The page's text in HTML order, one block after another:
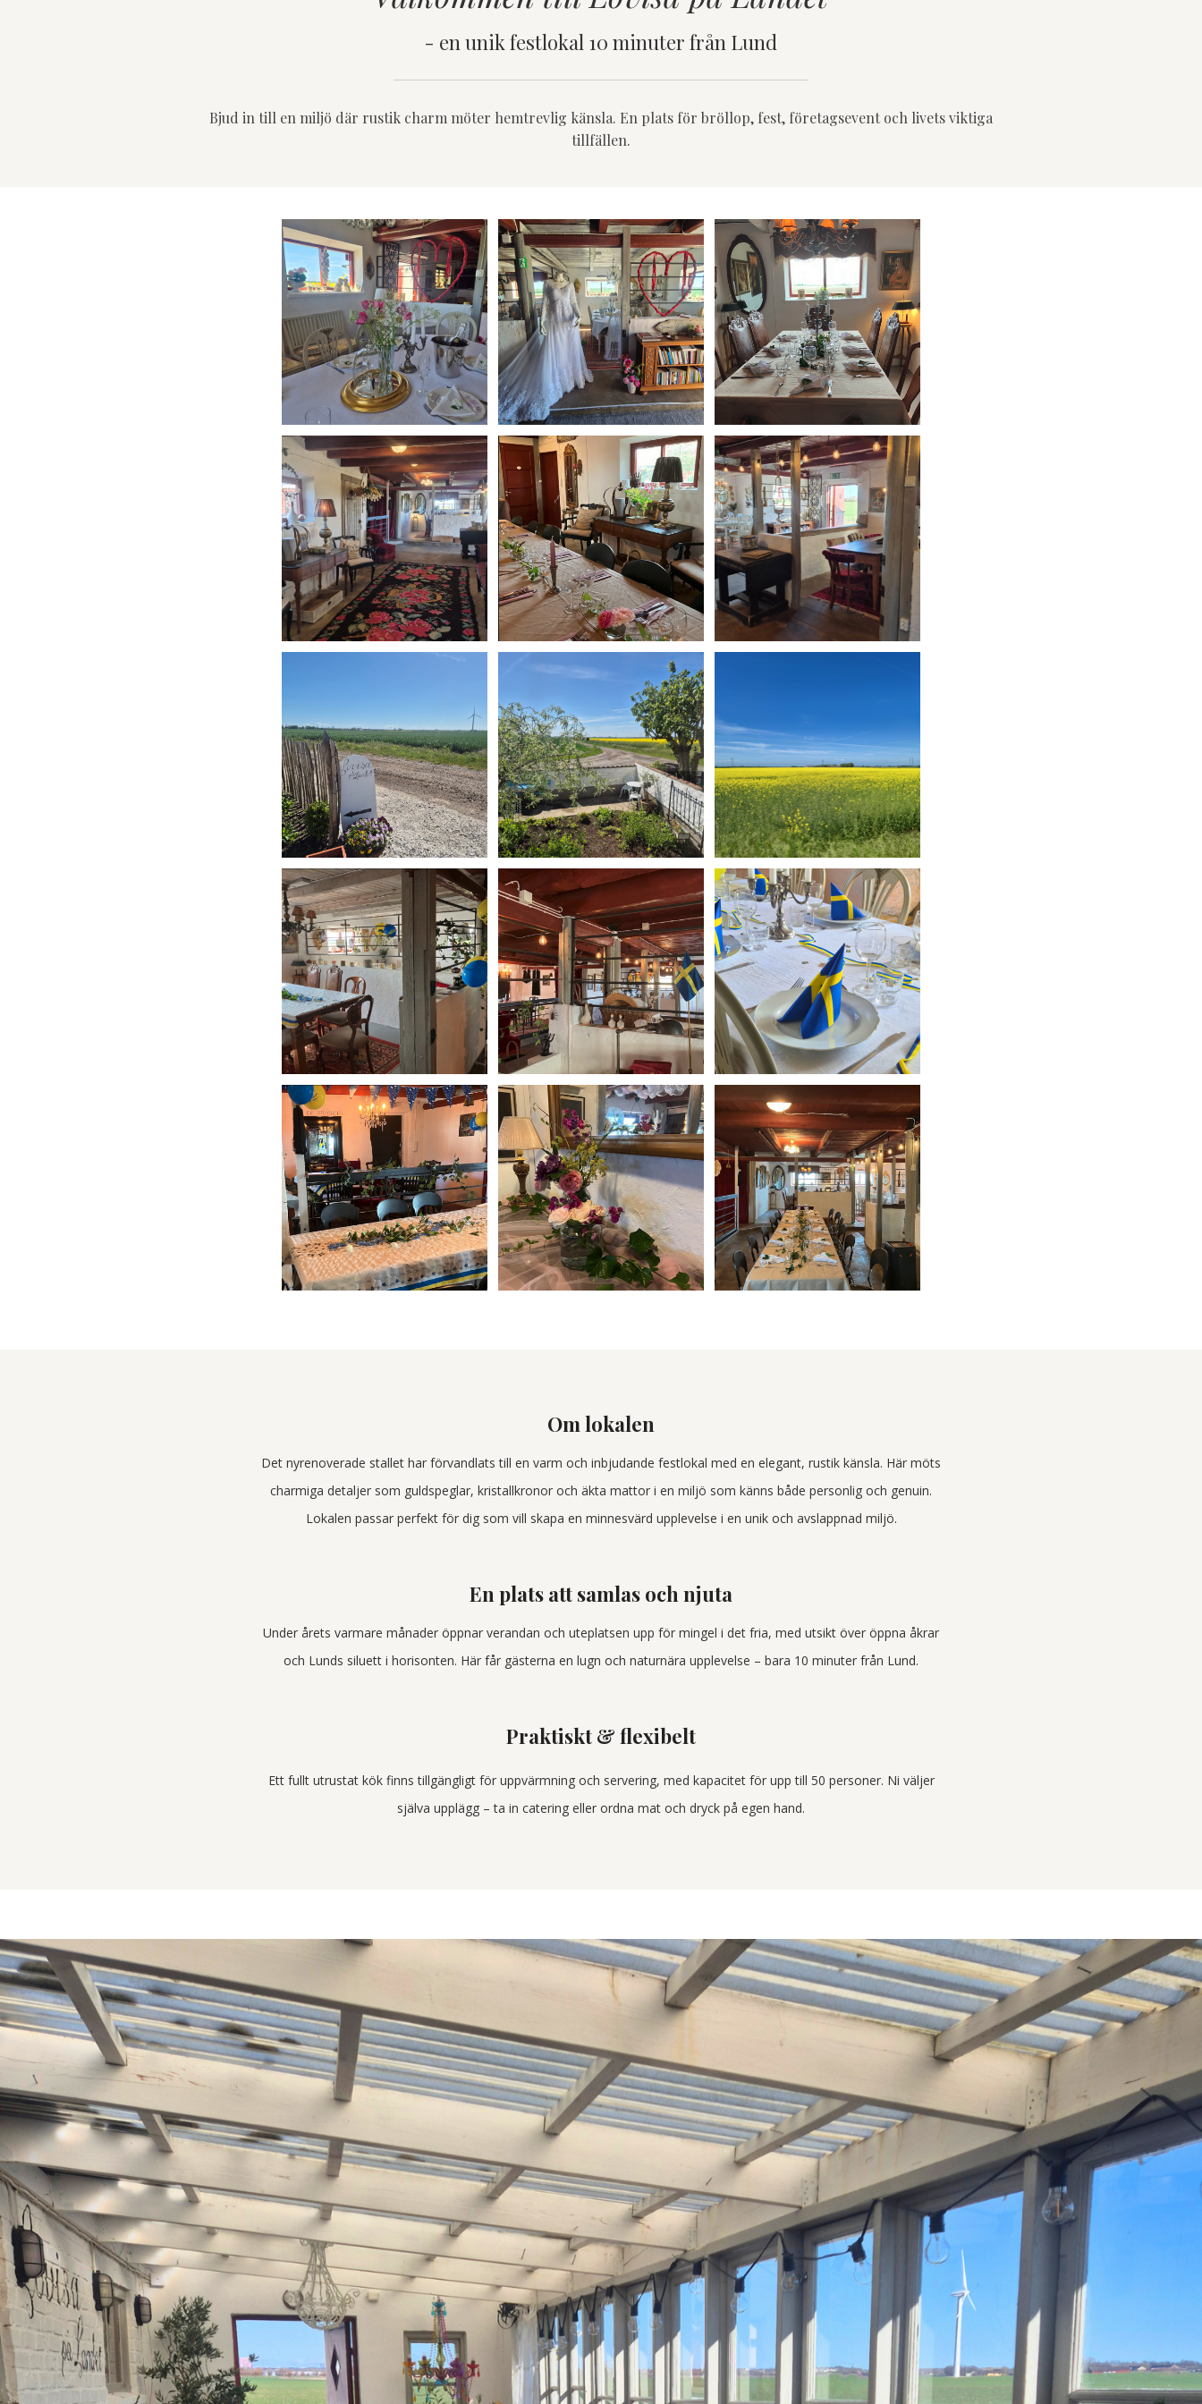
- en unik festlokal 10 minuter från Lund
Bjud in till en miljö där rustik charm möter hemtrevlig känsla. En plats för bröllop, fest, företagsevent och livets viktiga
tillfällen.
Om lokalen
Det nyrenoverade stallet har förvandlats till en varm och inbjudande festlokal med en elegant, rustik känsla. Här möts
charmiga detaljer som guldspeglar, kristallkronor och äkta mattor i en miljö som känns både personlig och genuin.
Lokalen passar perfekt för dig som vill skapa en minnesvärd upplevelse i en unik och avslappnad miljö.
En plats att samlas och njuta
Under årets varmare månader öppnar verandan och uteplatsen upp för mingel i det fria, med utsikt över öppna åkrar
och Lunds siluett i horisonten. Här får gästerna en lugn och naturnära upplevelse – bara 10 minuter från Lund.
Praktiskt & flexibelt
Ett fullt utrustat kök finns tillgängligt för uppvärmning och servering, med kapacitet för upp till 50 personer. Ni väljer
själva upplägg – ta in catering eller ordna mat och dryck på egen hand.